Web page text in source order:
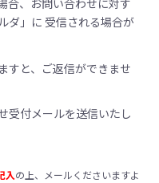
ダ」に 受信される場合が
すと、ご返信ができませ
受付メールを送信いたし
入の上、メールくださいますよ